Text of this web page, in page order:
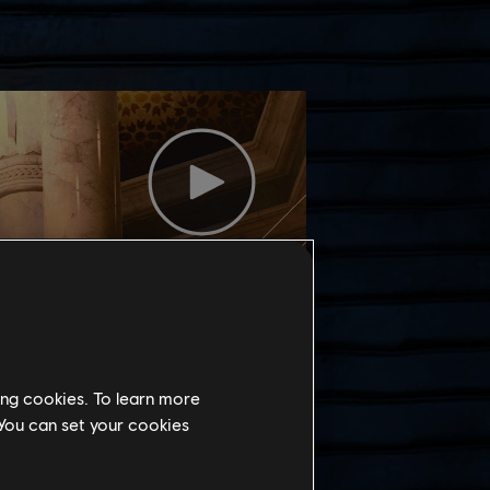
cookies. To learn more
can set your cookies